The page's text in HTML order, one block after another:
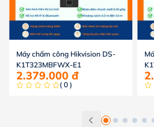
Máy chấm công Hikvision DS-
K1T323MBFWX-E1
2.379.000 đ
( 0 )